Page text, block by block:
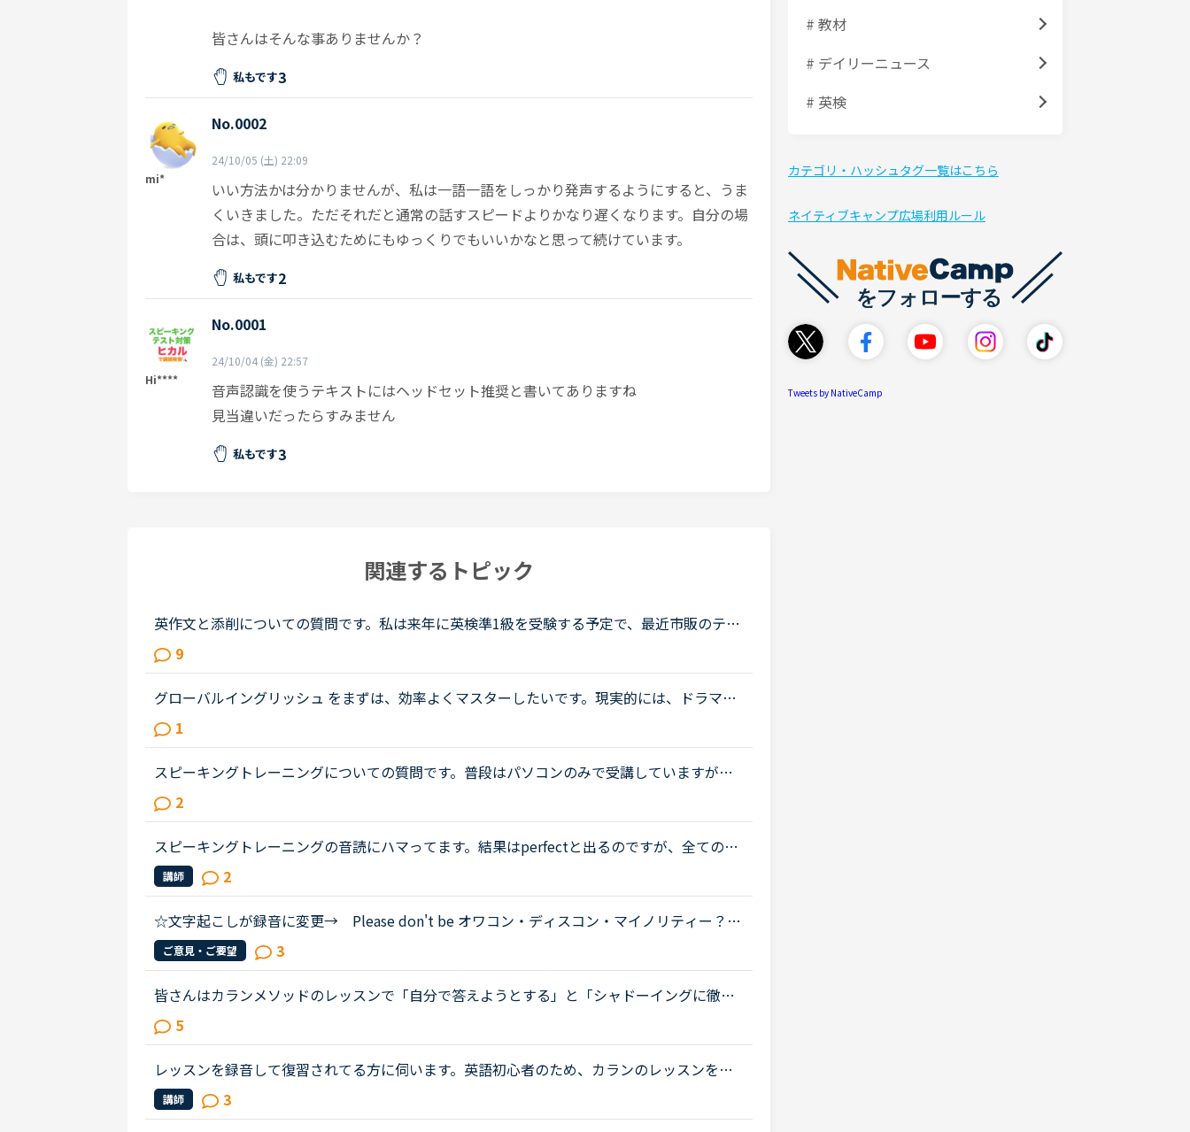
皆さんはそんな事ありませんか？
私もです3
mi*
No.0002
24/10/05 (土) 22:09
いい方法かは分かりませんが、私は一語一語をしっかり発声するようにすると、うま
くいきました。ただそれだと通常の話すスピードよりかなり遅くなります。自分の場
合は、頭に叩き込むためにもゆっくりでもいいかなと思って続けています。
私もです2
Hi****
No.0001
24/10/04 (金) 22:57
音声認識を使うテキストにはヘッドセット推奨と書いてありますね
見当違いだったらすみません
私もです3
関連するトピック
英作文と添削についての質問です。私は来年に英検準1級を受験する予定で、最近市販のテキ
ストでライティング練習を始めました。スコアを取るためにはシンプルでも明確正確である
事が大事だと思うものの、自分の英...
9
グローバルイングリッシュ をまずは、効率よくマスターしたいです。現実的には、ドラマ中
で使われるようなネイティブで話す人よりも、グローバルイングリッシュ（英語を母国語と
しない人が喋る英語）が私の会社で...
1
スピーキングトレーニングについての質問です。普段はパソコンのみで受講していますが、
スピーキングトレーニング、スピーキングテストは、スマホ、タブレットのみのようなの
で、これだけスマホで受けてみようと...
2
スピーキングトレーニングの音読にハマってます。結果はperfectと出るのですが、全ての単
語が○にはなりません。だいたい同じ単語で毎回引っかかり、何回やっても絶対に○になら
ない単語が出てきます。ただ×ではな...
講師 2
☆文字起こしが録音に変更→ Please don't be オワコン・ディスコン・マイノリティー？
オンライン英会話における自習用アプリ スピーキングトレーニングPart2を3分割して、ト
レーニング番号を明記頂けないでし...
ご意見・ご要望 3
皆さんはカランメソッドのレッスンで「自分で答えようとする」と「シャドーイングに徹す
る」のどちらの方針で臨んでいますか？（特にNew WordsよりDaily Revisionの場合）私は
「自分で答えようとする」のほうなの...
5
レッスンを録音して復習されてる方に伺います。英語初心者のため、カランのレッスンを録
音して何度も繰り返しトレーニングしたいと思っています。自分の発音を聞くことも学習的
には効果があると聞きますが、レッ...
講師 3
# 教材
# デイリーニュース
# 英検
カテゴリ・ハッシュタグ一覧はこちら
ネイティブキャンプ広場利用ルール
Tweets by NativeCamp